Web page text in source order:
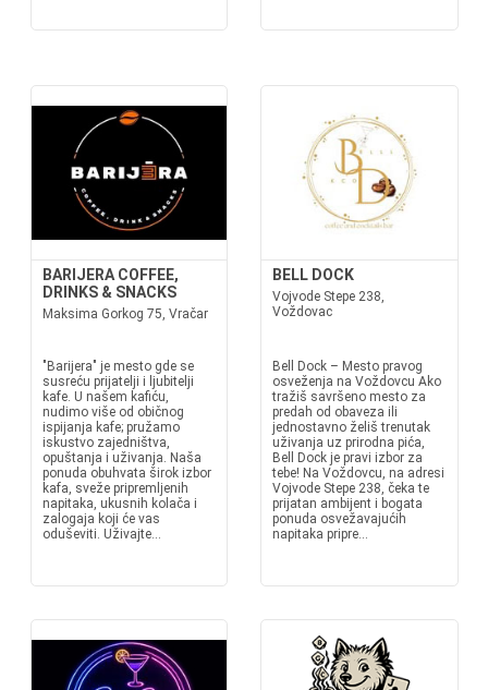
BARIJERA COFFEE,
DRINKS & SNACKS
Maksima Gorkog 75, Vračar
"Barijera" je mesto gde se
susreću prijatelji i ljubitelji
kafe. U našem kafiću,
nudimo više od običnog
ispijanja kafe; pružamo
iskustvo zajedništva,
opuštanja i uživanja. Naša
ponuda obuhvata širok izbor
kafa, sveže pripremljenih
napitaka, ukusnih kolača i
zalogaja koji će vas
oduševiti. Uživajte...
BELL DOCK
Vojvode Stepe 238,
Voždovac
Bell Dock – Mesto pravog
osveženja na Voždovcu Ako
tražiš savršeno mesto za
predah od obaveza ili
jednostavno želiš trenutak
uživanja uz prirodna pića,
Bell Dock je pravi izbor za
tebe! Na Voždovcu, na adresi
Vojvode Stepe 238, čeka te
prijatan ambijent i bogata
ponuda osvežavajućih
napitaka pripre...